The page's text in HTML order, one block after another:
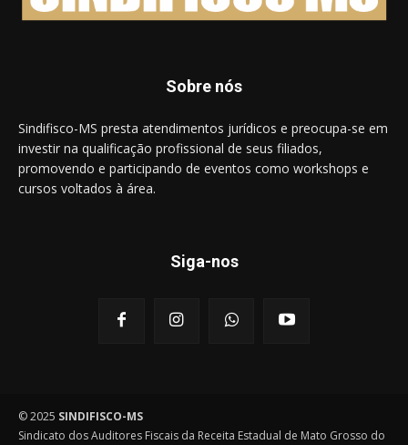
Sobre nós
Sindifisco-MS presta atendimentos jurídicos e preocupa-se em
investir na qualificação profissional de seus filiados,
promovendo e participando de eventos como workshops e
cursos voltados à área.
Siga-nos
© 2025 SINDIFISCO-MS
Sindicato dos Auditores Fiscais da Receita Estadual de Mato Grosso do